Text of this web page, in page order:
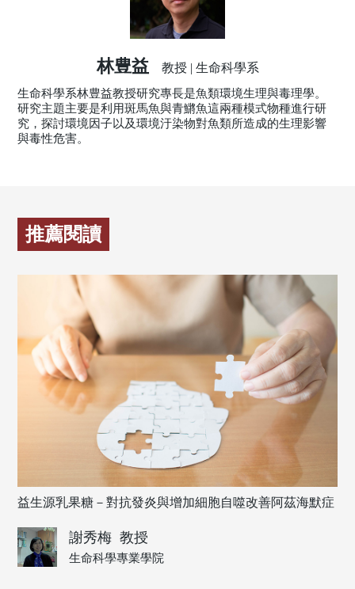
林豊益 教授 | 生命科學系
生命科學系林豊益教授研究專長是魚類環境生理與毒理學。
研究主題主要是利用斑馬魚與青鱂魚這兩種模式物種進行研
究，探討環境因子以及環境汙染物對魚類所造成的生理影響
與毒性危害。
推薦閱讀
益生源乳果糖－對抗發炎與增加細胞自噬改善阿茲海默症
謝秀梅 教授
生命科學專業學院